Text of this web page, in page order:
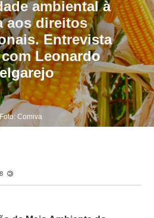
ambiental à
aos direitos
Entrevista
Leonardo
Foto: Comiva